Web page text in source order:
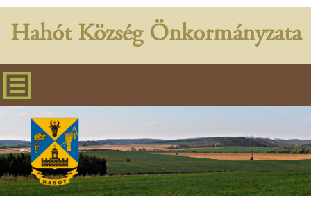
Hahót Község Önkormányzata